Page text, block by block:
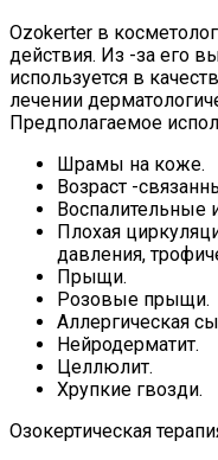
Ozokerter в
действия. Из -за его
используется в
лечении
Предполагаемое
Шрамы на коже.
Возраст -
Воспалительные
Плохая
давления,
Прыщи.
Розовые прыщи.
Аллергическая
Нейродерматит.
Целлюлит.
Хрупкие гвозди.
Озокертическая